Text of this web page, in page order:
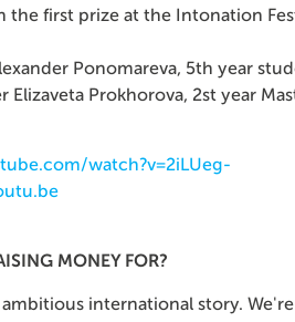
the first prize at the Intonation
Ponomareva, 5th year
Elizaveta Prokhorova, 2st year
watch?v=2iLUeg-
MONEY FOR?
international story.